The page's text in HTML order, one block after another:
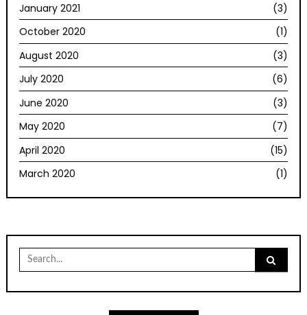
January 2021
(3)
October 2020
(1)
August 2020
(3)
July 2020
(6)
June 2020
(3)
May 2020
(7)
April 2020
(15)
March 2020
(1)
Search
for: